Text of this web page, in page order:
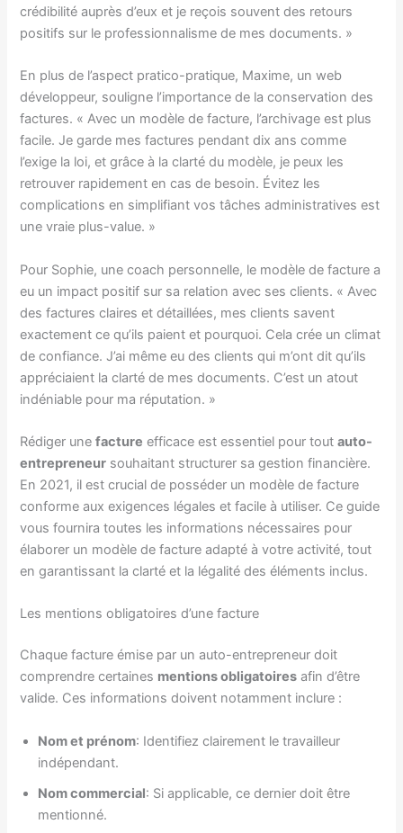
crédibilité auprès d’eux et je reçois souvent des retours
positifs sur le professionnalisme de mes documents. »
En plus de l’aspect pratico-pratique, Maxime, un web
développeur, souligne l’importance de la conservation des
factures. « Avec un modèle de facture, l’archivage est plus
facile. Je garde mes factures pendant dix ans comme
l’exige la loi, et grâce à la clarté du modèle, je peux les
retrouver rapidement en cas de besoin. Évitez les
complications en simplifiant vos tâches administratives est
une vraie plus-value. »
Pour Sophie, une coach personnelle, le modèle de facture a
eu un impact positif sur sa relation avec ses clients. « Avec
des factures claires et détaillées, mes clients savent
exactement ce qu’ils paient et pourquoi. Cela crée un climat
de confiance. J’ai même eu des clients qui m’ont dit qu’ils
appréciaient la clarté de mes documents. C’est un atout
indéniable pour ma réputation. »
Rédiger unefacture efficace est essentiel pour toutauto-
entrepreneur souhaitant structurer sa gestion financière.
En 2021, il est crucial de posséder un modèle de facture
conforme aux exigences légales et facile à utiliser. Ce guide
vous fournira toutes les informations nécessaires pour
élaborer un modèle de facture adapté à votre activité, tout
en garantissant la clarté et la légalité des éléments inclus.
Les mentions obligatoires d’une facture
Chaque facture émise par un auto-entrepreneur doit
comprendre certaines mentions obligatoires afin d’être
valide. Ces informations doivent notamment inclure :
Nom et prénom: Identifiez clairement le travailleur
indépendant.
Nom commercial: Si applicable, ce dernier doit être
mentionné.